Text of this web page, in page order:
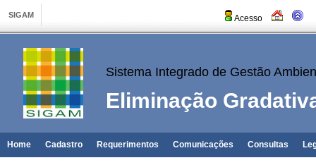
Acesso
Sistema Integrado de Gestão
Eliminação
Home Cadastro Requerimentos Comunicações Consultas